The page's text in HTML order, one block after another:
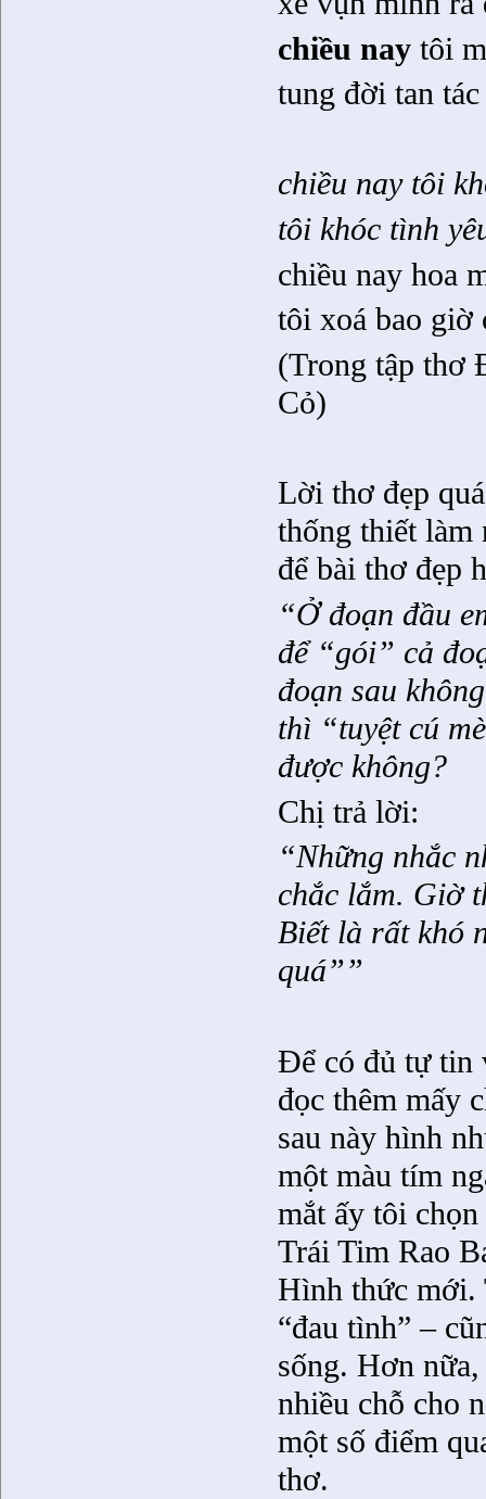
chiều nay tôi
tung đời tan
chiều nay tôi
tôi khóc tình
chiều nay hoa
tôi xoá bao giờ
(Trong tập thơ
Cỏ)
Lời thơ đẹp
thống thiết
để bài thơ đẹp
“Ở đoạn đầu
để “gói” cả
đoạn sau
thì “tuyệt cú
được không?
Chị trả lời:
“Những nhắc
chắc lắm. Giờ
Biết là rất khó
quá””
Để có đủ tự tin
đọc thêm mấy
sau này hình
một màu tím
mắt ấy tôi
Trái Tim Rao
Hình thức mới.
“đau tình” –
sống. Hơn
nhiều chỗ cho
một số điểm
thơ.